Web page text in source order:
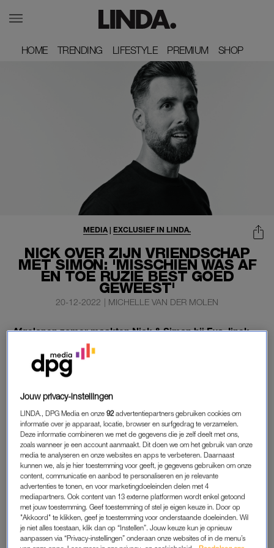
HOME
HOME TRENDING
TRENDING LIFESTYLE
LIFESTYLE PREMIUM
PREMIUM SHOP
SHOP
NICK OVER ZIJN VRIENDSCHAP
MET SIMON: 'MISSCHIEN WAS AF
EN TOE RUZIE BEST GOED
GEWEEST'
MEDIA | EXCLUSIEF IN LINDA.
20-12-2022 | MICHELLE VAN DER MOLEN
Afgelopen zomer maakten Nick & Simon bij Eva Jinek
bekend dat ze na een carrière van 16 jaar
. Nick Schilder (39): “Het voelde alsof ik voor een
miljoen kijkers mijn verkering zat uit te maken.”
‘Wij hadden nooit irritaties’, vertelt Nick aan journalist Marcel
Langedijk in de nieuwe LINDA –‘KLAAR MET HET KUTJAAR’
NICK
Zowel Nick als Simon hebben het al vaker gezegd: de basis
van hun samenwerking is altijd vriendschap geweest. “Wij
kunnen in goede harmonie samenwerken, maar wij zijn niet
altijd de allerbeste vrienden. We hebben bijna altijd aparte
kleedkamers en gaan privé niet vaak met elkaar om, daar
hebben we nooit een geheim van gemaakt.
Jouw privacy-instellingen
LINDA., DPG Media en onze92 advertentiepartners gebruiken cookies om
informatie over je apparaat, locatie, browser en surfgedrag te verzamelen.
Deze informatie combineren we met de gegevens die je zelf deelt met ons,
zoals wanneer je een account aanmaakt. Dit doen we om het gebruik van onze
media te analyseren en onze websites en apps te verbeteren. Daarnaast
kunnen we, als je hier toestemming voor geeft, je gegevens gebruiken om onze
content, communicatie en aanbod te personaliseren en je relevante
advertenties te tonen, en voor marketingdoeleinden delen met 4
mediapartners. Ook content van 13 externe platformen wordt enkel getoond
met jouw toestemming. Geef toestemming of stel je eigen keuze in. Door op
"Akkoord" te klikken, geef je toestemming voor onderstaande doeleinden. Wil
je niet alles toestaan, klik dan op “Instellen”. Jouw keuze kun je opnieuw
aanpassen via “Privacy-instellingen” onderaan onze websites of in de menu’s